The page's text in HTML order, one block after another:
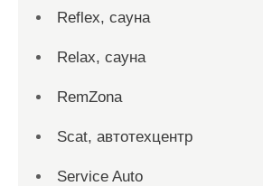
Reflex, сауна
Relax, сауна
RemZona
Scat, автотехцентр
Service Auto